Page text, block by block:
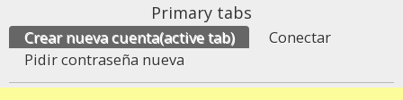
Primary tabs
Crear nueva cuenta(active tab)
Conectar
Pidir contraseña nueva